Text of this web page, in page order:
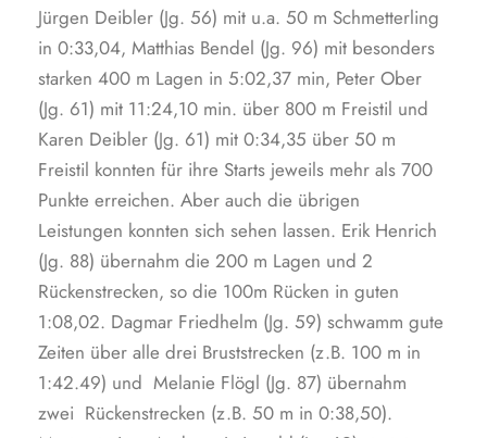
Jürgen Deibler (Jg. 56) mit u.a. 50 m Schmetterling
in 0:33,04, Matthias Bendel (Jg. 96) mit besonders
starken 400 m Lagen in 5:02,37 min, Peter Ober
(Jg. 61) mit 11:24,10 min. über 800 m Freistil und
Karen Deibler (Jg. 61) mit 0:34,35 über 50 m
Freistil konnten für ihre Starts jeweils mehr als 700
Punkte erreichen. Aber auch die übrigen
Leistungen konnten sich sehen lassen. Erik Henrich
(Jg. 88) übernahm die 200 m Lagen und 2
Rückenstrecken, so die 100m Rücken in guten
1:08,02. Dagmar Friedhelm (Jg. 59) schwamm gute
Zeiten über alle drei Bruststrecken (z.B. 100 m in
1:42.49) und Melanie Flögl (Jg. 87) übernahm
zwei Rückenstrecken (z.B. 50 m in 0:38,50).